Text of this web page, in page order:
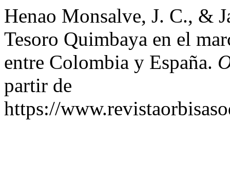
Henao Monsalve, J. C., &
Tesoro Quimbaya en el
entre Colombia y España.
partir de
https://